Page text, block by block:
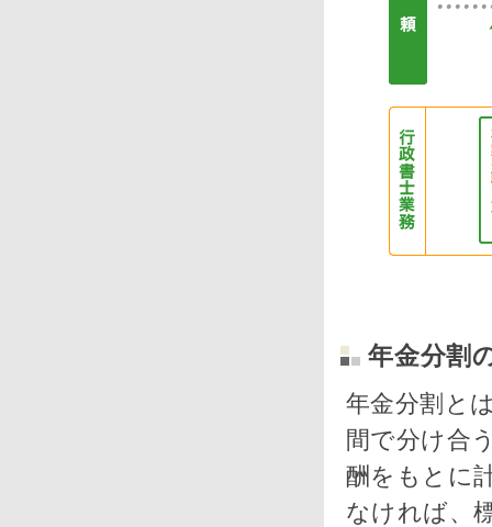
年金分割
年金分割と
間で分け合
酬をもとに
なければ、